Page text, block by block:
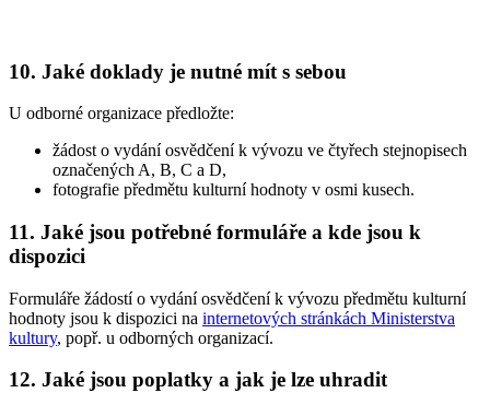
10. Jaké doklady je nutné mít s sebou
U odborné organizace předložte:
žádost o vydání osvědčení k vývozu ve čtyřech stejnopisech
označených A, B, C a D,
fotografie předmětu kulturní hodnoty v osmi kusech.
11. Jaké jsou potřebné formuláře a kde jsou k
dispozici
Formuláře žádostí o vydání osvědčení k vývozu předmětu kulturní
hodnoty jsou k dispozici na internetových stránkách Ministerstva
kultury, popř. u odborných organizací.
12. Jaké jsou poplatky a jak je lze uhradit